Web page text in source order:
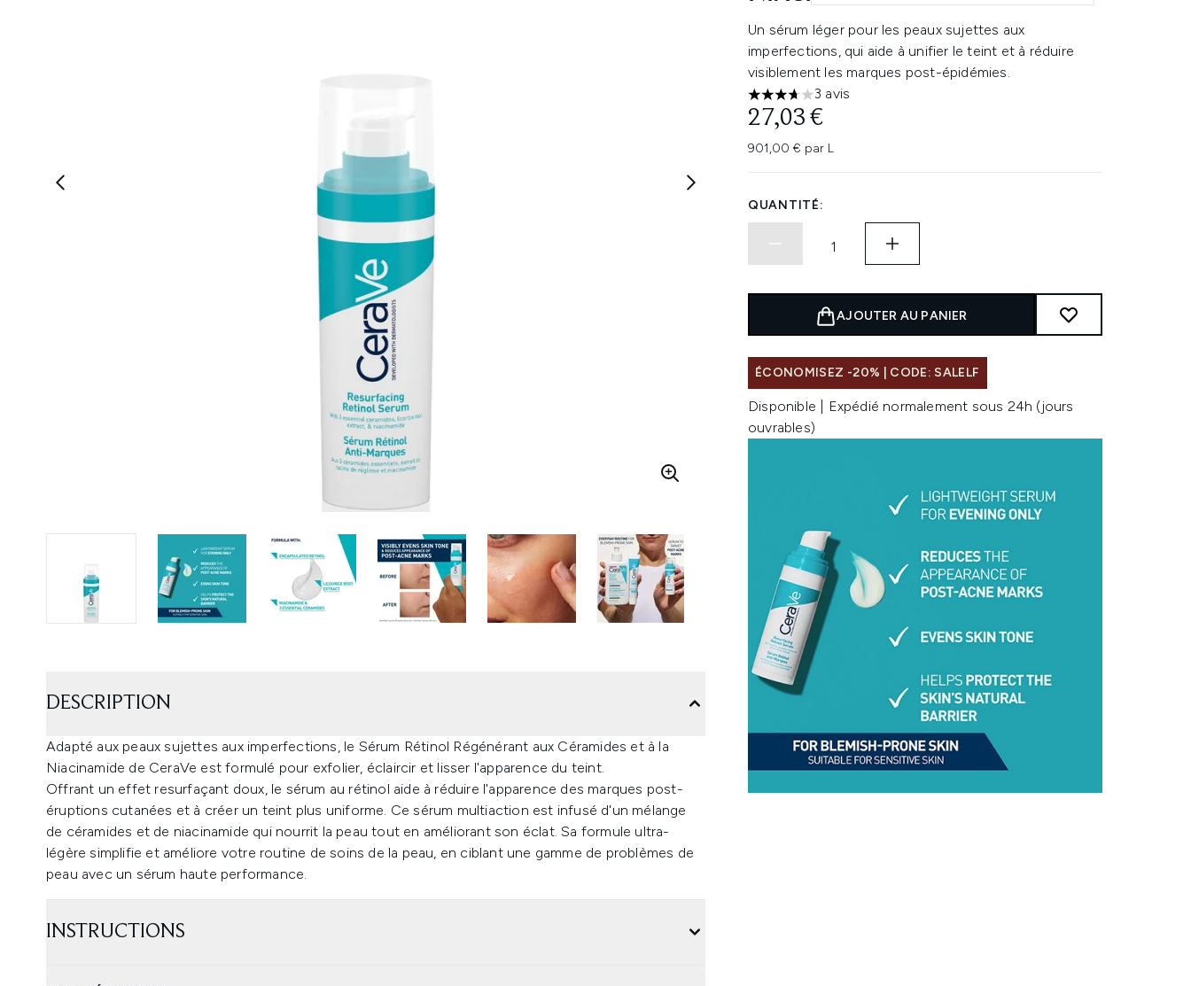
Un sérum léger pour les peaux sujettes aux
imperfections, qui aide à unifier le teint et à réduire
visiblement les marques post-épidémies.
3.67 étoiles sur un maximum de 5
3 avis
27,03 €
901,00 € par L
QUANTITÉ:
AJOUTER AU PANIER
ÉCONOMISEZ -20% | CODE: SALELF
Disponible | Expédié normalement sous 24h (jours
ouvrables)
DESCRIPTION
Adapté aux peaux sujettes aux imperfections, le Sérum Rétinol Régénérant aux Céramides et à la
Niacinamide de CeraVe est formulé pour exfolier, éclaircir et lisser l'apparence du teint.
Offrant un effet resurfaçant doux, le sérum au rétinol aide à réduire l'apparence des marques post-
éruptions cutanées et à créer un teint plus uniforme. Ce sérum multiaction est infusé d'un mélange
de céramides et de niacinamide qui nourrit la peau tout en améliorant son éclat. Sa formule ultra-
légère simplifie et améliore votre routine de soins de la peau, en ciblant une gamme de problèmes de
peau avec un sérum haute performance.
INSTRUCTIONS